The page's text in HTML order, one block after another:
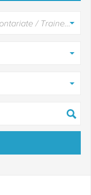
Journalistische Praktika / Volontariate / Trainees